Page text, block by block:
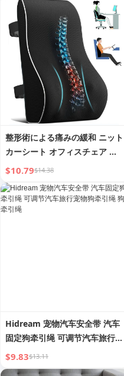
整形術による痛みの緩和 ニット
カーシート オフィスチェア バ
ックランバーサポートクッショ
ン 3Dリバウンドメモリーフォ
ーム ウエストレスト ドライバ
ー用
$10.79$14.38
Hidream 宠物汽车安全带 汽车
固定狗牵引绳 可调节汽车旅行宠
物狗牵引绳 狗牵引绳
$9.83$13.11